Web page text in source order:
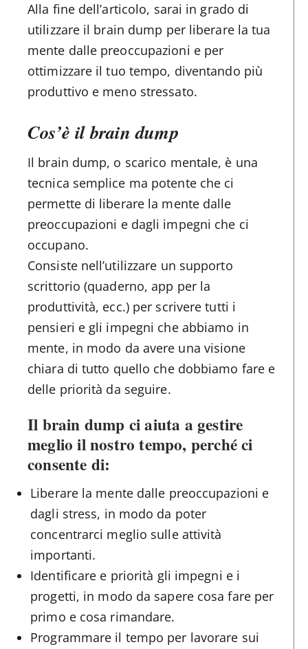
Alla fine dell’articolo, sarai in grado di
utilizzare il brain dump per liberare la tua
mente dalle preoccupazioni e per
ottimizzare il tuo tempo, diventando più
produttivo e meno stressato.
Cos’è il brain dump
Il brain dump, o scarico mentale, è una
tecnica semplice ma potente che ci
permette di liberare la mente dalle
preoccupazioni e dagli impegni che ci
occupano.
Consiste nell’utilizzare un supporto
scrittorio (quaderno, app per la
produttività, ecc.) per scrivere tutti i
pensieri e gli impegni che abbiamo in
mente, in modo da avere una visione
chiara di tutto quello che dobbiamo fare e
delle priorità da seguire.
Il brain dump ci aiuta a gestire
meglio il nostro tempo, perché ci
consente di:
Liberare la mente dalle preoccupazioni e
dagli stress, in modo da poter
concentrarci meglio sulle attività
importanti.
Identificare e priorità gli impegni e i
progetti, in modo da sapere cosa fare per
primo e cosa rimandare.
Programmare il tempo per lavorare sui